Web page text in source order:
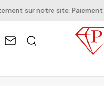
sur notre site.